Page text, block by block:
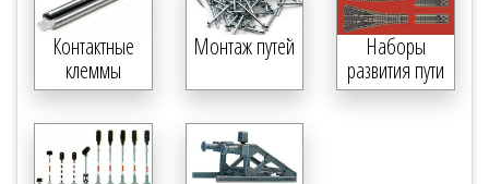
Контактные
клеммы
Монтаж путей
Наборы
развития пути